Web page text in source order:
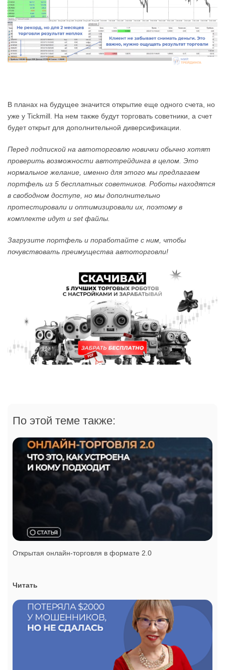
В планах на будущее значится открытие еще одного счета, но
уже у Tickmill. На нем также будут торговать советники, а счет
будет открыт для дополнительной диверсификации.
Перед подпиской на автоторговлю новички обычно хотят
проверить возможности автотрейдинга в целом. Это
нормальное желание, именно для этого мы предлагаем
портфель из 5 бесплатных советников. Роботы находятся
в свободном доступе, но мы дополнительно
протестировали и оптимизировали их, поэтому в
комплекте идут и set файлы.
Загрузите портфель и поработайте с ним, чтобы
почувствовать преимущества автоторговли!
По этой теме также:
Открытая онлайн-торговля в формате 2.0
Читать